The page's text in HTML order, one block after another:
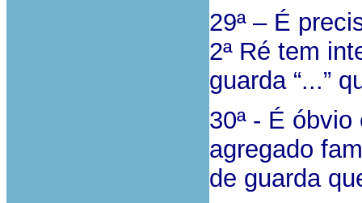
29ª – É
2ª Ré tem
guarda “...”
30ª - É
agregado
de guarda